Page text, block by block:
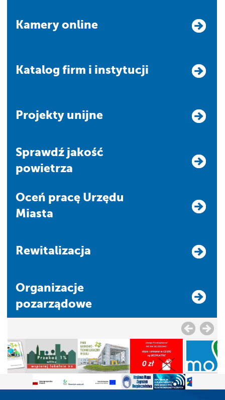
Kamery online
Katalog firm i instytucji
Projekty unijne
Sprawdź jakość
powietrza
Oceń pracę Urzędu
Miasta
Rewitalizacja
Organizacje
pozarządowe